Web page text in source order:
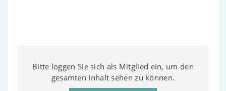
Bitte loggen Sie sich als Mitglied ein, um den
gesamten Inhalt sehen zu können.